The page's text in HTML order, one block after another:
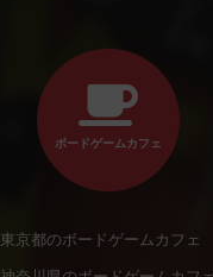
ボードゲームカフェ
東京都のボードゲームカフェ